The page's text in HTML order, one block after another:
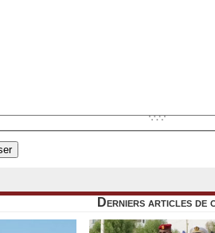
Derniers articles de